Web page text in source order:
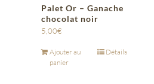
Palet Or – Ganache
chocolat noir
5,00€
Ajouter au
panier
Détails